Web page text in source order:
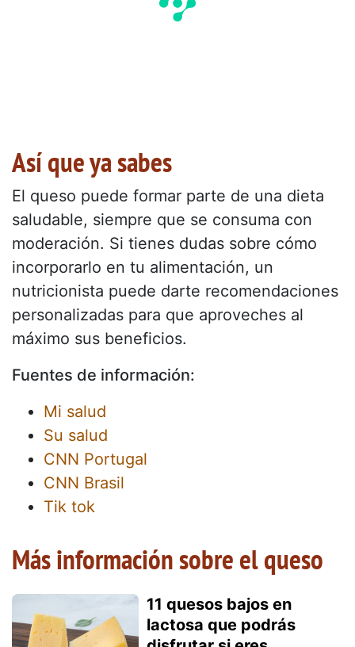
Así que ya sabes
El queso puede formar parte de una dieta
saludable, siempre que se consuma con
moderación. Si tienes dudas sobre cómo
incorporarlo en tu alimentación, un
nutricionista puede darte recomendaciones
personalizadas para que aproveches al
máximo sus beneficios.
Fuentes de información:
Mi salud
Su salud
CNN Portugal
CNN Brasil
Tik tok
Más información sobre el queso
11 quesos bajos en
lactosa que podrás